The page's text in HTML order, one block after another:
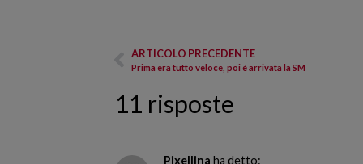
ARTICOLO PRECEDENTE
Prima era tutto veloce, poi è arrivata la SM
11 risposte
Pixellina ha detto: